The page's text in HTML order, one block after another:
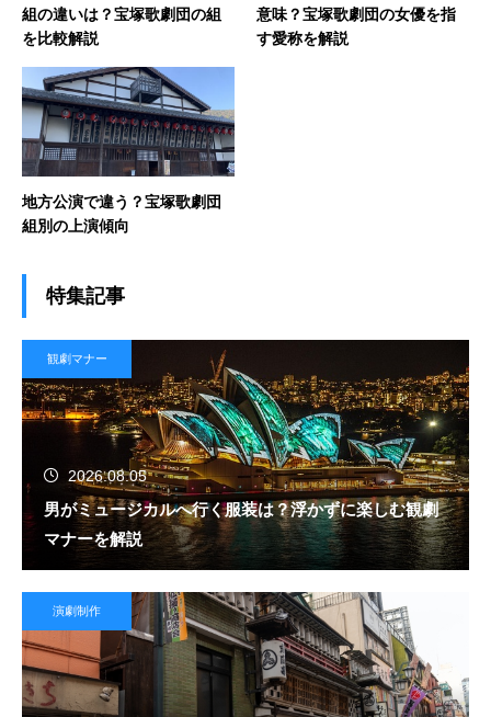
組の違いは？宝塚歌劇団の組
を比較解説
意味？宝塚歌劇団の女優を指
す愛称を解説
地方公演で違う？宝塚歌劇団
組別の上演傾向
特集記事
観劇マナー
2026.08.05
男がミュージカルへ行く服装は？浮かずに楽しむ観劇
マナーを解説
演劇制作